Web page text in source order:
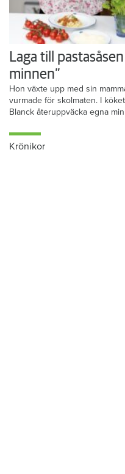
Laga till
minnen”
Hon växte upp med sin
vurmade för skolmaten. I
Blanck återuppväcka egna
Krönikor